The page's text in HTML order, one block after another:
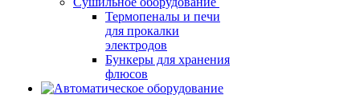
Термопеналы и печи
для прокалки
электродов
Бункеры для хранения
флюсов